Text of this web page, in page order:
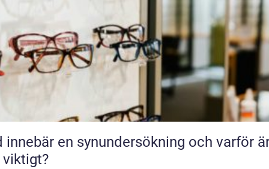
innebär en synundersökning och varför